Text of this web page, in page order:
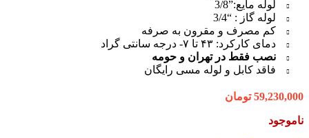
لوله مایع:”3/8
لوله گاز : “3/4
کم مصرف و مقرون به صرفه
دمای کارکرد: ۴۳ تا ۷- درجه سانتی گراد
نصب فقط در تهران و حومه
فاقد کابل و لوله مسی رایگان
59,230,000 تومان
ناموجود